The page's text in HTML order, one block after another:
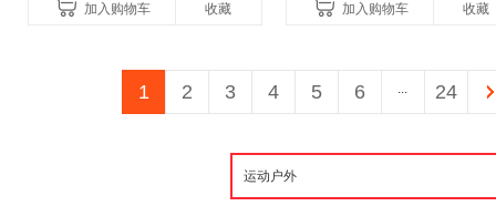
加入购物车 收藏 加入购物车 收藏
1 2 3 4 5 6 ... 24